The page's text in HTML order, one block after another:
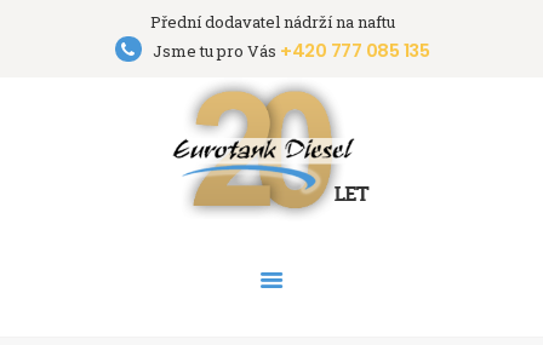
Přední dodavatel nádrží na naftu
Jsme tu pro Vás +420 777 085 135
Eurotank Diesel s.r.o.
Přední dodavatel nádrží na naftu
HOME
NÁDRŽE
PRONÁJEM NÁDRŽÍ